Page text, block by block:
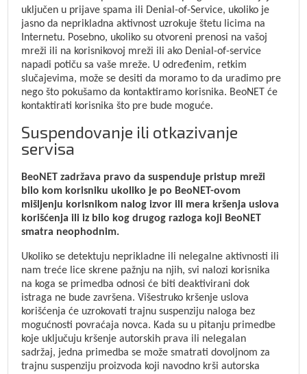
uključen u prijave spama ili Denial-of-Service, ukoliko je
jasno da neprikladna aktivnost uzrokuje štetu licima na
Internetu. Posebno, ukoliko su otvoreni prenosi na vašoj
mreži ili na korisnikovoj mreži ili ako Denial-of-service
napadi potiču sa vaše mreže. U određenim, retkim
slučajevima, može se desiti da moramo to da uradimo pre
nego što pokušamo da kontaktiramo korisnika. BeoNET će
kontaktirati korisnika što pre bude moguće.
Suspendovanje ili otkazivanje
servisa
BeoNET zadržava pravo da suspenduje pristup mreži
bilo kom korisniku ukoliko je po BeoNET-ovom
mišljenju korisnikom nalog izvor ili mera kršenja uslova
korišćenja ili iz bilo kog drugog razloga koji BeoNET
smatra neophodnim.
Ukoliko se detektuju neprikladne iIi nelegalne aktivnosti ili
nam treće lice skrene pažnju na njih, svi nalozi korisnika
na koga se primedba odnosi će biti deaktivirani dok
istraga ne bude završena. Višestruko kršenje uslova
korišćenja će uzrokovati trajnu suspenziju naloga bez
mogućnosti povraćaja novca. Kada su u pitanju primedbe
koje uključuju kršenje autorskih prava ili nelegalan
sadržaj, jedna primedba se može smatrati dovoljnom za
trajnu suspenziju proizvoda koji navodno krši autorska